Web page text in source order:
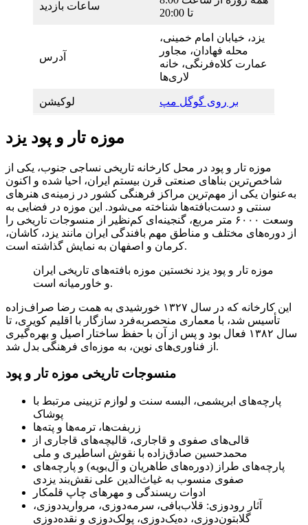
ساعات بازدید
تا 20:00
آدرس
یزد، خیابان امام خمینی،
محله فهادان، مجاور
عمارت کلاه‌فرنگی، خانه
لاری‌ها
لوکیشن بر روی گوگل مپ
موزه تار و پود یزد
موزه تار و پود در محل کارخانه تاریخی نساجی جنوب، یکی از
شاخص‌ترین بناهای صنعتی قرن بیستم ایران، احیا شده و اکنون
به‌عنوان یکی از مهم‌ترین مراکز فرهنگی کشور در زمینه‌ی هنرهای
سنتی و دست‌بافته‌ها شناخته می‌شود. این موزه در فضایی به
وسعت ۶۰۰۰ متر مربع، گنجینه‌ای کم‌نظیر از منسوجات تاریخی را
از دوره‌های مختلف و مناطق مهم بافندگی ایران مانند یزد، کاشان،
کرمان و اصفهان به نمایش گذاشته است.
موزه تار و پود یزد نخستین موزه بافته‌های تاریخی ایران
و خاورمیانه است.
این کارخانه که در سال ۱۳۲۷ خورشیدی به همت رضا صراف‌زاده
تأسیس شد، با معماری منحصربه‌فرد سازگار با اقلیم کویری، تا
سال ۱۳۸۲ فعال بود و پس از آن با حفظ ساختار اصیل و بهره‌گیری
از فناوری‌های نوین، به موزه‌ای فرهنگی بدل شد.
منسوجات تاریخی موزه‌ تار و پود
پارچه‌های ابریشمی، البسه‌ سنت و لوازم تزیینی مرتبط با
پوشاک
زربفت‌ها، ترمه‌ها و پته‌ها
قالی‌های صفوی و قاجاری، قالیچه‌های قاجاری از
محمدحسین صادق‌زاده با نقوش اساطیری و ملی
پارچه‌های طراز (دوره‌های طاهریان و آل‌بویه) و پارچه‌های
صفوی منسوب به غیاث‌الدین علی نقش‌بند یزدی
ادوات ریسندگی و مهرهای چاپ قلمکار
آثار رودوزی: قلاب‌بافی، سرمه‌دوزی، مرواریددوزی،
گلابتون‌دوزی، ده‌یک‌دوزی، پولک‌دوزی و نقده‌دوزی